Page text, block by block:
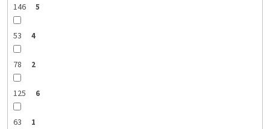
146 5
53 4
78 2
125 6
63 1